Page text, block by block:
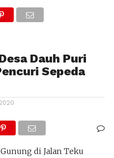
Dauh Puri
Sepeda
di Jalan Teku